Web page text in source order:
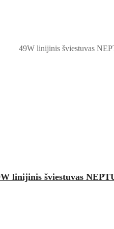
linijinis šviestuvas